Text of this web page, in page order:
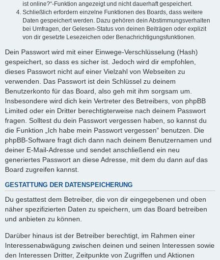
ist online?“-Funktion angezeigt und nicht dauerhaft gespeichert.
Schließlich erfordern einzelne Funktionen des Boards, dass weitere
Daten gespeichert werden. Dazu gehören dein Abstimmungsverhalten
bei Umfragen, der Gelesen-Status von deinen Beiträgen oder explizit
von dir gesetzte Lesezeichen oder Benachrichtigungsfunktionen.
Dein Passwort wird mit einer Einwege-Verschlüsselung (Hash)
gespeichert, so dass es sicher ist. Jedoch wird dir empfohlen,
dieses Passwort nicht auf einer Vielzahl von Webseiten zu
verwenden. Das Passwort ist dein Schlüssel zu deinem
Benutzerkonto für das Board, also geh mit ihm sorgsam um.
Insbesondere wird dich kein Vertreter des Betreibers, von phpBB
Limited oder ein Dritter berechtigterweise nach deinem Passwort
fragen. Solltest du dein Passwort vergessen haben, so kannst du
die Funktion „Ich habe mein Passwort vergessen“ benutzen. Die
phpBB-Software fragt dich dann nach deinem Benutzernamen und
deiner E-Mail-Adresse und sendet anschließend ein neu
generiertes Passwort an diese Adresse, mit dem du dann auf das
Board zugreifen kannst.
GESTATTUNG DER DATENSPEICHERUNG
Du gestattest dem Betreiber, die von dir eingegebenen und oben
näher spezifizierten Daten zu speichern, um das Board betreiben
und anbieten zu können.
Darüber hinaus ist der Betreiber berechtigt, im Rahmen einer
Interessenabwägung zwischen deinen und seinen Interessen sowie
den Interessen Dritter, Zeitpunkte von Zugriffen und Aktionen